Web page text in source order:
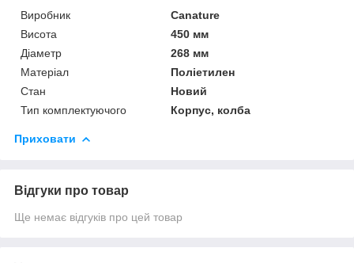
Виробник
Canature
Висота
450 мм
Діаметр
268 мм
Матеріал
Поліетилен
Стан
Новий
Тип комплектуючого
Корпус, колба
Приховати
Відгуки про товар
Ще немає відгуків про цей товар